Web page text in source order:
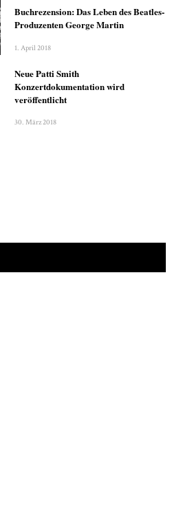
Buchrezension: Das Leben des Beatles-
Produzenten George Martin
1. April 2018
Neue Patti Smith
Konzertdokumentation wird
veröffentlicht
30. März 2018